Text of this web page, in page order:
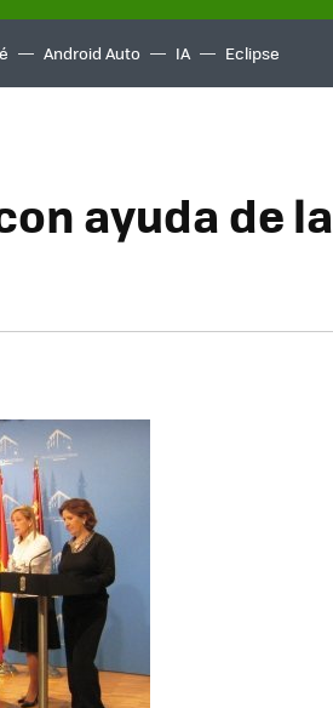
Android Auto IA Eclipse
ayuda de la